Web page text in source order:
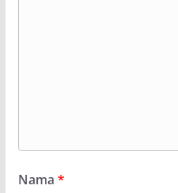
Nama *